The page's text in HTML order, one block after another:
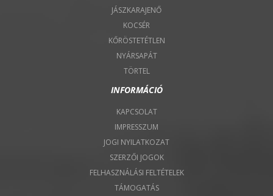
JÁSZKARAJENŐ
KOCSÉR
KŐRÖSTETÉTLEN
NYÁRSAPÁT
TÖRTEL
INFORMÁCIÓ
KAPCSOLAT
IMPRESSZUM
JOGI NYILATKOZAT
SZERZŐI JOGOK
FELHASZNÁLÁSI FELTÉTELEK
TÁMOGATÁS